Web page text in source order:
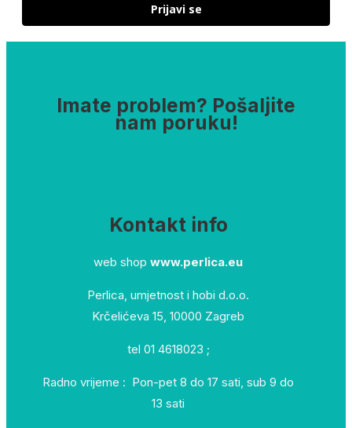
Prijavi se
Imate problem? Pošaljite
nam poruku!
Kontakt info
web shop www.perlica.eu
Perlica, umjetnost i hobi d.o.o.
Krčelićeva 15, 10000 Zagreb
tel 01 4618023 ;
Radno vrijeme : Pon-pet 8 do 17 sati, sub 9 do
13 sati